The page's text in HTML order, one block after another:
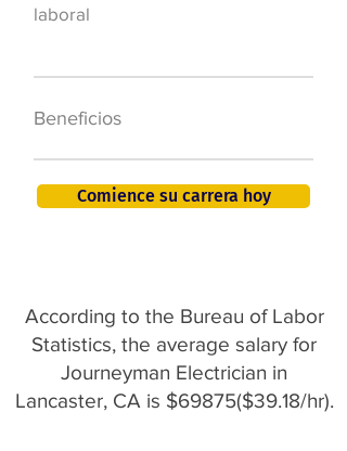
laboral
Beneficios
Comience su carrera hoy
According to the Bureau of Labor
Statistics, the average salary for
Journeyman Electrician in
Lancaster, CA is $69875($39.18/hr).